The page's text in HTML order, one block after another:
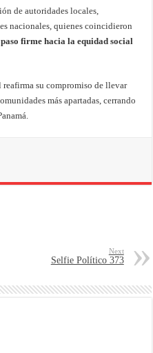
de autoridades locales,
nacionales, quienes coincidieron
firme hacia la equidad social
su compromiso de llevar
más apartadas, cerrando
Next
Selfie Político 373